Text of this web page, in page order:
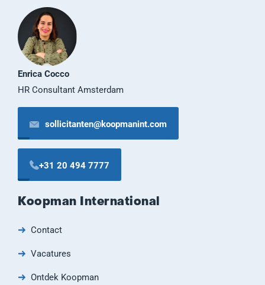
Enrica Cocco
HR Consultant Amsterdam
sollicitanten@koopmanint.com
+31 20 494 7777
Koopman International
Contact
Vacatures
Ontdek Koopman